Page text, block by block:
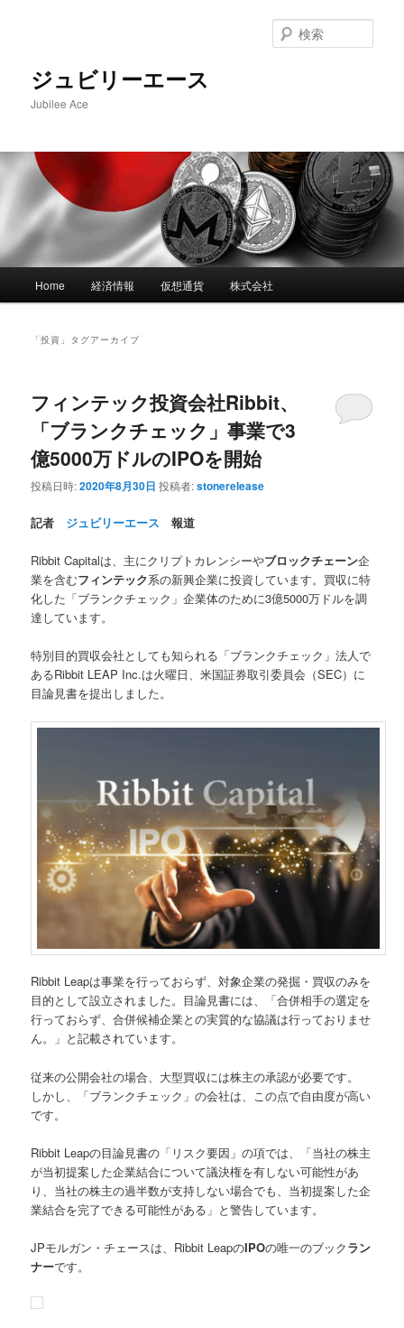
へ
移
ジュビリーエース
Jubilee Ace
索
Home 経済情報 仮想通貨 株式会社
「投資 」タグアーカイブ
フィンテック投資会社Ribbit、
「ブランクチェック」事業で3
億5000万ドルのIPOを開始
投稿日時:2020年8月30日 投稿者:stonerelease
記者 ジュビリーエース 報道
Ribbit Capitalは、主にクリプトカレンシーやブロックチェーン企
業を含むフィンテック系の新興企業に投資しています。買収に特
化した「ブランクチェック」企業体のために3億5000万ドルを調
達しています。
特別目的買収会社としても知られる「ブランクチェック」法人で
あるRibbit LEAP Inc.は火曜日、米国証券取引委員会（SEC）に
目論見書を提出しました。
Ribbit Leapは事業を行っておらず、対象企業の発掘・買収のみを
目的として設立されました。目論見書には、「合併相手の選定を
行っておらず、合併候補企業との実質的な協議は行っておりませ
ん。」と記載されています。
従来の公開会社の場合、大型買収には株主の承認が必要です。
しかし、「ブランクチェック」の会社は、この点で自由度が高い
です。
Ribbit Leapの目論見書の「リスク要因」の項では、「当社の株主
が当初提案した企業結合について議決権を有しない可能性があ
り、当社の株主の過半数が支持しない場合でも、当初提案した企
業結合を完了できる可能性がある」と警告しています。
JPモルガン・チェースは、Ribbit LeapのIPOの唯一のブックラン
ナーです。